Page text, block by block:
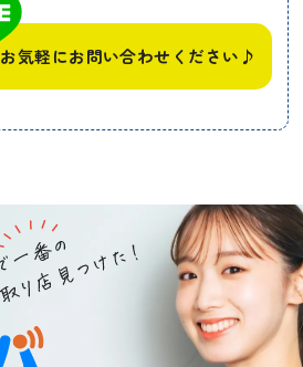
お気軽にお問い合わせください♪